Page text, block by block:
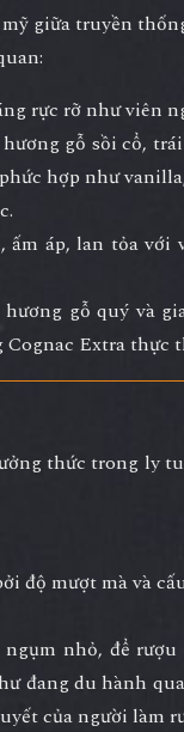
giữa truyền
rực rỡ như viên
gỗ sồi cổ,
hợp như
ấm áp, lan tỏa với
gỗ quý và
Cognac Extra thực
thức trong ly
độ mượt mà và
nhỏ, để
đang du hành
của người làm